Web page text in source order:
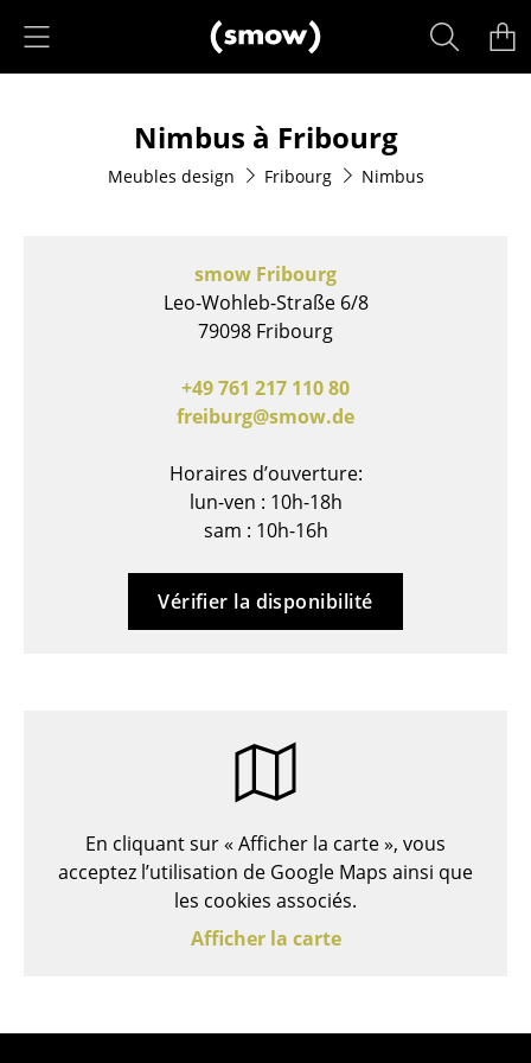
Chaises de cuisine & salle à manger
Chaises cantilever
Chaises et Tabourets de bar
Bancs & Chaises longues
Chaises de conférence
Fauteuils de direction
Pièces détachées
Nimbus à Fribourg
Meubles design Fribourg Nimbus
smow Fribourg
Leo-Wohleb-Straße 6/8
79098 Fribourg
+49 761 217 110 80
freiburg@smow.de
Horaires d’ouverture:
lun-ven : 10h-18h
sam : 10h-16h
Vérifier la disponibilité
En cliquant sur « Afficher la carte », vous
acceptez l’utilisation de Google Maps ainsi que
les cookies associés.
Afficher la carte